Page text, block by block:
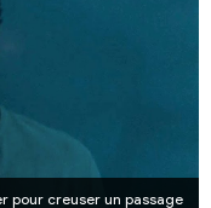
pour creuser un passage